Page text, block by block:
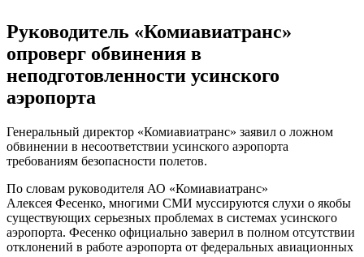
Руководитель «Комиавиатранс»
опроверг обвинения в
неподготовленности усинского
аэропорта
Генеральный директор «Комиавиатранс» заявил о ложном
обвинении в несоответствии усинского аэропорта
требованиям безопасности полетов.
По словам руководителя АО «Комиавиатранс»
Алексея Фесенко, многими СМИ муссируются слухи о якобы
существующих серьезных проблемах в системах усинского
аэропорта. Фесенко официально заверил в полном отсутствии
отклонений в работе аэропорта от федеральных авиационных